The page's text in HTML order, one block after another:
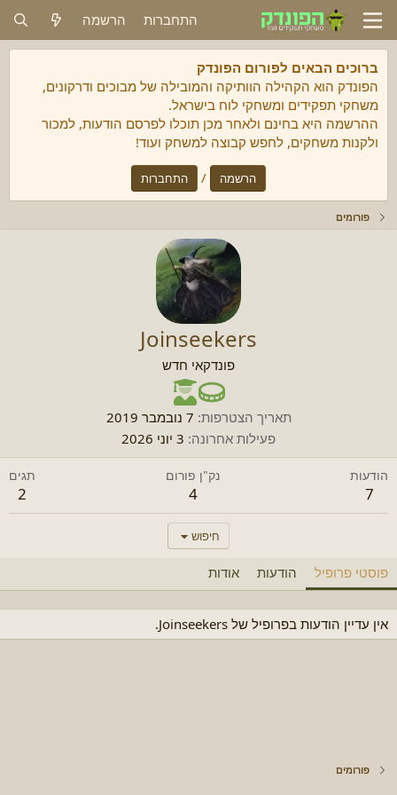
התחברות הרשמה
ברוכים הבאים לפורום הפונדק
הפונדק הוא הקהילה הוותיקה והמובילה של מבוכים ודרקונים,
משחקי תפקידים ומשחקי לוח בישראל.
ההרשמה היא בחינם ולאחר מכן תוכלו לפרסם הודעות, למכור
ולקנות משחקים, לחפש קבוצה למשחק ועוד!
הרשמה / התחברות
פורומים
Joinseekers
פונדקאי חדש
תאריך הצטרפות 7 נובמבר 2019
פעילות אחרונה 3 יוני 2026
הודעות
7
נק"ן פורום
4
תגים
2
חיפוש
פוסטי פרופיל הודעות אודות
אין עדיין הודעות בפרופיל של Joinseekers.
פורומים